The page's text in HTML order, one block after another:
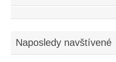
Naposledy navštívené